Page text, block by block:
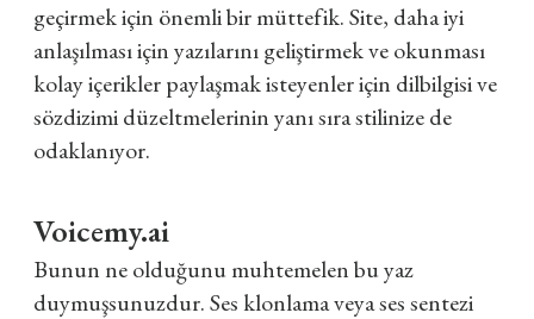
geçirmek için önemli bir müttefik. Site, daha iyi
anlaşılması için yazılarını geliştirmek ve okunması
kolay içerikler paylaşmak isteyenler için dilbilgisi ve
sözdizimi düzeltmelerinin yanı sıra stilinize de
odaklanıyor.
Voicemy.ai
Bunun ne olduğunu muhtemelen bu yaz
duymuşsunuzdur. Ses klonlama veya ses sentezi